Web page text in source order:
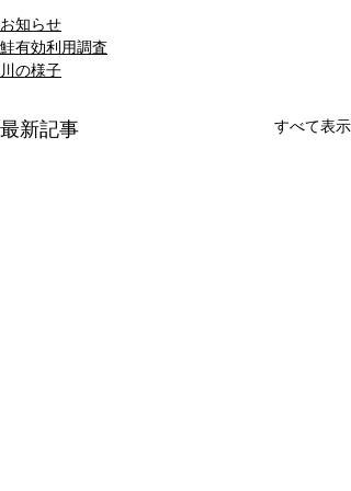
お知らせ
鮭有効利用調査
川の様子
最新記事 すべて表示